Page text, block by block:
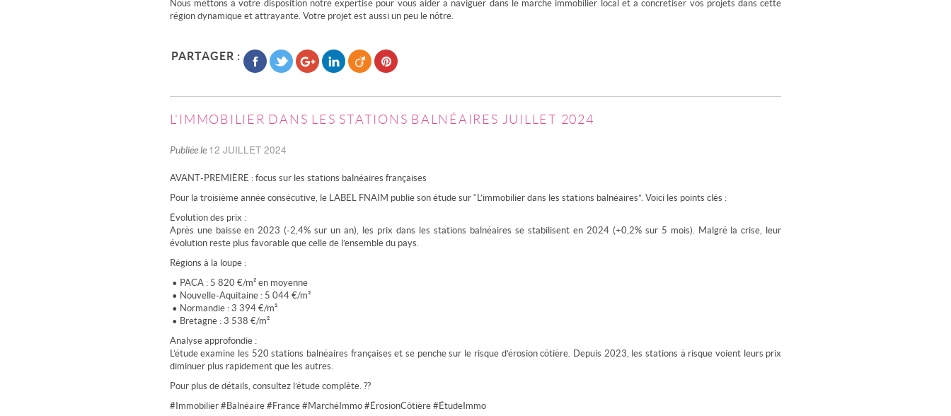
Nous mettons à votre disposition notre expertise pour vous aider à naviguer dans le marché immobilier local et à concrétiser vos projets dans cette
région dynamique et attrayante. Votre projet est aussi un peu le nôtre.
PARTAGER :
L'IMMOBILIER DANS LES STATIONS BALNÉAIRES JUILLET 2024
Publiée le 12 JUILLET 2024
AVANT-PREMIÈRE : focus sur les stations balnéaires françaises
Pour la troisième année consécutive, le LABEL FNAIM publie son étude sur “L’immobilier dans les stations balnéaires”. Voici les points clés :
Évolution des prix :
Après une baisse en 2023 (-2,4% sur un an), les prix dans les stations balnéaires se stabilisent en 2024 (+0,2% sur 5 mois). Malgré la crise, leur
évolution reste plus favorable que celle de l’ensemble du pays.
Régions à la loupe :
• PACA : 5 820 €/m² en moyenne
• Nouvelle-Aquitaine : 5 044 €/m²
• Normandie : 3 394 €/m²
• Bretagne : 3 538 €/m²
Analyse approfondie :
L’étude examine les 520 stations balnéaires françaises et se penche sur le risque d’érosion côtière. Depuis 2023, les stations à risque voient leurs prix
diminuer plus rapidement que les autres.
Pour plus de détails, consultez l’étude complète. ??
#Immobilier #Balnéaire #France #MarchéImmo #ÉrosionCôtière #ÉtudeImmo